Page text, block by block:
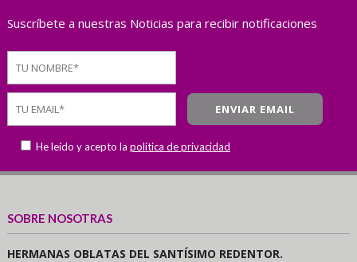
Suscríbete a nuestras Noticias para recibir notificaciones
He leído y acepto la política de privacidad
SOBRE NOSOTRAS
HERMANAS OBLATAS DEL SANTÍSIMO REDENTOR.